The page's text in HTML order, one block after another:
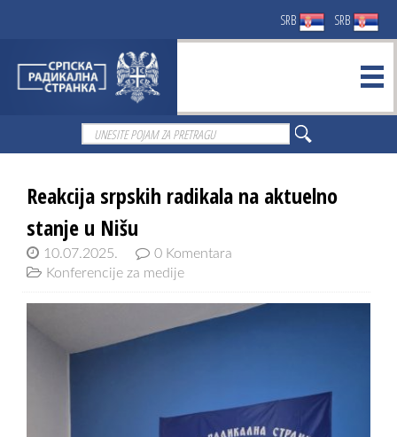
SRB SRB
Reakcija srpskih radikala na aktuelno
stanje u Nišu
10.07.2025.
0 Komentara
Konferencije za medije